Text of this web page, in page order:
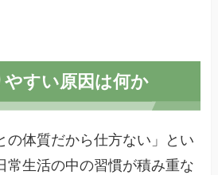
すい原因は何か
の体質だから仕方ない」とい
常生活の中の習慣が積み重な